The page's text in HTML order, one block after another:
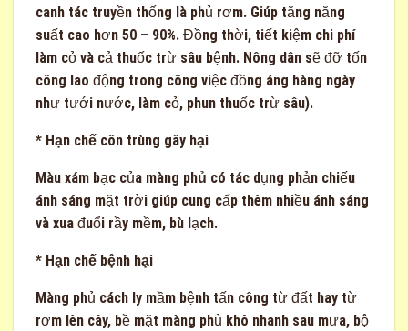
canh tác truyền thống là phủ rơm. Giúp tăng năng
suất cao hơn 50 – 90%. Đồng thời, tiết kiệm chi phí
làm cỏ và cả thuốc trừ sâu bệnh. Nông dân sẽ đỡ tốn
công lao động trong công việc đồng áng hàng ngày
như tưới nước, làm cỏ, phun thuốc trừ sâu).
* Hạn chế côn trùng gây hại
Màu xám bạc của màng phủ có tác dụng phản chiếu
ánh sáng mặt trời giúp cung cấp thêm nhiều ánh sáng
và xua đuổi rầy mềm, bù lạch.
* Hạn chế bệnh hại
Màng phủ cách ly mầm bệnh tấn công từ đất hay từ
rơm lên cây, bề mặt màng phủ khô nhanh sau mưa, bộ